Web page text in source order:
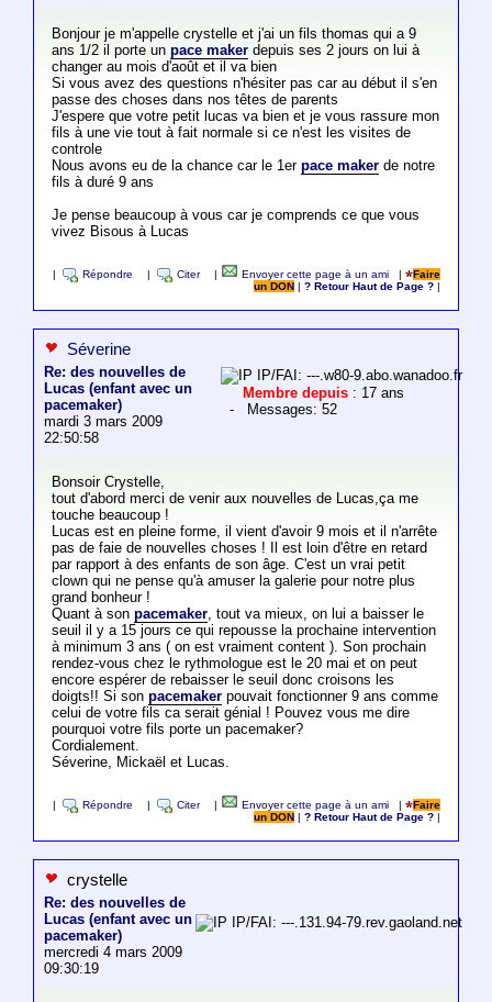
Bonjour je m'appelle crystelle et j'ai un fils thomas qui a 9
ans 1/2 il porte un pace makerdepuis ses 2 jours on lui à
changer au mois d'août et il va bien
Si vous avez des questions n'hésiter pas car au début il s'en
passe des choses dans nos têtes de parents
J'espere que votre petit lucas va bien et je vous rassure mon
fils à une vie tout à fait normale si ce n'est les visites de
controle
Nous avons eu de la chance car le 1er pace makerde notre
fils à duré 9 ans
Je pense beaucoup à vous car je comprends ce que vous
vivez Bisous à Lucas
Répondre Citer Envoyer cette page à un ami |
Faire
un DON
|? Retour Haut de Page ?
Séverine
Re: des nouvelles de
Lucas (enfant avec un
pacemaker)
mardi 3 mars 2009
22:50:58
IP/FAI: ---.w80-9.abo.wanadoo.fr
Membre depuis : 17 ans
- Messages: 52
Bonsoir Crystelle,
tout d'abord merci de venir aux nouvelles de Lucas,ça me
touche beaucoup !
Lucas est en pleine forme, il vient d'avoir 9 mois et il n'arrête
pas de faie de nouvelles choses ! Il est loin d'être en retard
par rapport à des enfants de son âge. C'est un vrai petit
clown qui ne pense qu'à amuser la galerie pour notre plus
grand bonheur !
Quant à son pacemaker, tout va mieux, on lui a baisser le
seuil il y a 15 jours ce qui repousse la prochaine intervention
à minimum 3 ans ( on est vraiment content ). Son prochain
rendez-vous chez le rythmologue est le 20 mai et on peut
encore espérer de rebaisser le seuil donc croisons les
doigts!! Si son pacemakerpouvait fonctionner 9 ans comme
celui de votre fils ca serait génial ! Pouvez vous me dire
pourquoi votre fils porte un pacemaker?
Cordialement.
Séverine, Mickaël et Lucas.
Répondre Citer Envoyer cette page à un ami |
Faire
un DON
|? Retour Haut de Page ?
crystelle
Re: des nouvelles de
Lucas (enfant avec un
pacemaker)
mercredi 4 mars 2009
09:30:19
IP/FAI: ---.131.94-79.rev.gaoland.net